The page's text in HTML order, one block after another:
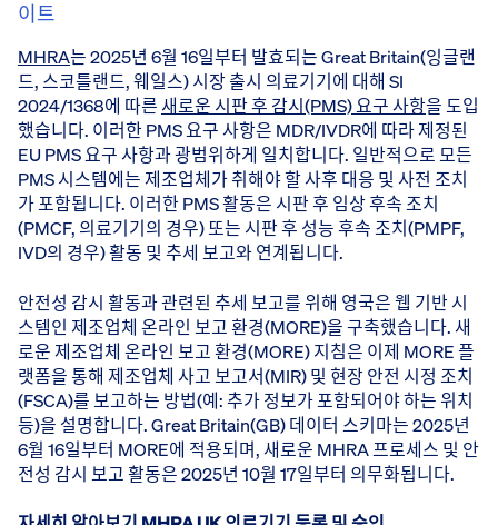
이트
MHRA는 2025년 6월 16일부터 발효되는 Great Britain(잉글랜
드, 스코틀랜드, 웨일스) 시장 출시 의료기기에 대해 SI
2024/1368에 따른새로운 시판 후 감시(PMS) 요구 사항을 도입
했습니다. 이러한 PMS 요구 사항은 MDR/IVDR에 따라 제정된
EU PMS 요구 사항과 광범위하게 일치합니다. 일반적으로 모든
PMS 시스템에는 제조업체가 취해야 할 사후 대응 및 사전 조치
가 포함됩니다. 이러한 PMS 활동은 시판 후 임상 후속 조치
(PMCF, 의료기기의 경우) 또는 시판 후 성능 후속 조치(PMPF,
IVD의 경우) 활동 및 추세 보고와 연계됩니다.
안전성 감시 활동과 관련된 추세 보고를 위해 영국은 웹 기반 시
스템인 제조업체 온라인 보고 환경(MORE)을 구축했습니다. 새
로운 제조업체 온라인 보고 환경(MORE) 지침은 이제 MORE 플
랫폼을 통해 제조업체 사고 보고서(MIR) 및 현장 안전 시정 조치
(FSCA)를 보고하는 방법(예: 추가 정보가 포함되어야 하는 위치
등)을 설명합니다. Great Britain(GB) 데이터 스키마는 2025년
6월 16일부터 MORE에 적용되며, 새로운 MHRA 프로세스 및 안
전성 감시 보고 활동은 2025년 10월 17일부터 의무화됩니다.